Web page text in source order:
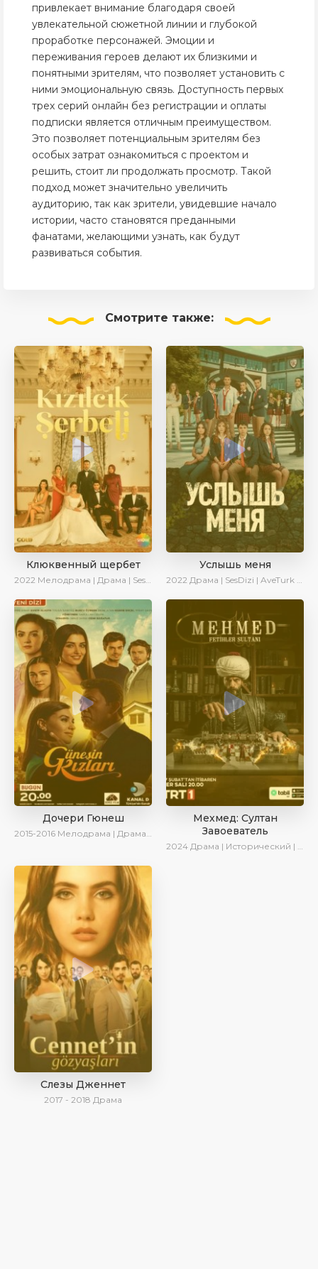
привлекает внимание благодаря своей
увлекательной сюжетной линии и глубокой
проработке персонажей. Эмоции и
переживания героев делают их близкими и
понятными зрителям, что позволяет установить с
ними эмоциональную связь. Доступность первых
трех серий онлайн без регистрации и оплаты
подписки является отличным преимуществом.
Это позволяет потенциальным зрителям без
особых затрат ознакомиться с проектом и
решить, стоит ли продолжать просмотр. Такой
подход может значительно увеличить
аудиторию, так как зрители, увидевшие начало
истории, часто становятся преданными
фанатами, желающими узнать, как будут
развиваться события.
Смотрите также:
Клюквенный щербет
2022 Мелодрама | Драма | SesDizi
Услышь меня
2022 Драма | SesDizi | AveTurk | Turok1990
Дочери Гюнеш
2015-2016 Мелодрама | Драма | Комедия
Мехмед: Султан
Завоеватель
2024 Драма | Исторический | AlisaDirilis | Сериалы 2024
Слезы Дженнет
2017 - 2018 Драма